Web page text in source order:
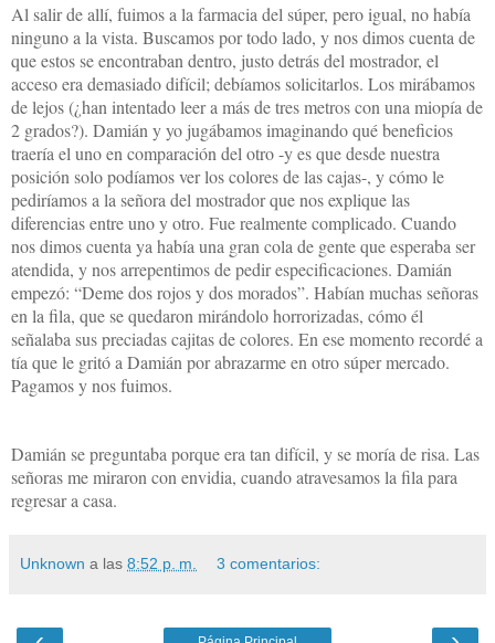
Al salir de allí, fuimos a la farmacia del súper, pero igual, no había
ninguno a la vista. Buscamospor todo lado, y nos dimos cuenta de
que estos se encontraban dentro, justo detrás del mostrador, el
acceso era demasiado difícil; debíamos solicitarlos. Los mirábamos
de lejos (¿han intentado leer a más de tres metros con una miopía de
2 grados?). Damián y yo jugábamos imaginando qué beneficios
traería el uno en comparación del otro -y es que desde nuestra
posición solo podíamos ver los colores de las cajas-, y cómo le
pediríamos a la señora del mostrador que nos explique las
diferencias entre uno y otro. Fue realmente complicado. Cuando
nos dimos cuenta ya había una gran cola de gente que esperaba ser
atendida, y nos arrepentimos de pedir especificaciones. Damián
empezó: “Deme dos rojos y dos morados”. Habían muchas señoras
en la fila, que se quedaron mirándolo horrorizadas, cómo él
señalaba sus preciadas cajitas de colores. En ese momento recordé a
tía que le gritó a Damián por abrazarme en otro súper mercado.
Pagamos y nos fuimos.
Damián se preguntaba porque era tan difícil, y se moría de risa. Las
señoras me miraron con envidia, cuando atravesamos la fila para
regresar a casa.
Unknown a las 8:52 p. m. 3 comentarios: